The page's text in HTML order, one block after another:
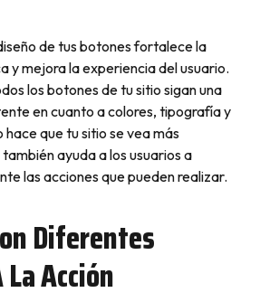
de tus botones fortalece la
y mejora la experiencia del usuario.
los botones de tu sitio sigan una
en cuanto a colores, tipografía y
que tu sitio se vea más
ayuda a los usuarios a
las acciones que pueden realizar.
Diferentes
Acción